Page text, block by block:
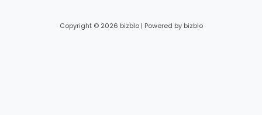
Copyright © 2026 bizblo | Powered by bizblo